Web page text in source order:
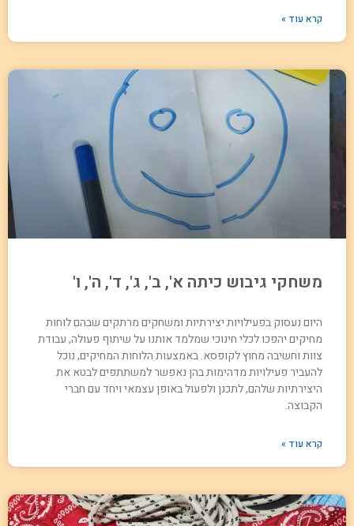
קרא עוד »
משחקי גיבוש כיתה א', ב', ג', ד', ה', ו'
היום נעסוק בפעילויות יצירתיות ומשחקים מרתקים שבהם לוחות
מחיקים יהפכו לכלי חינוכי שמלמד אותנו על שיתוף פעולה, עבודת
צוות וחשיבה מחוץ לקופסא. באמצעות הלוחות המחיקים, נוכל
להעביר פעילויות מדהימות בהן נאפשר למשתתפים לבטא את
היצירתיות שלהם, לתכנן ולפעול באופן עצמאי ויחד עם חברי
הקבוצה.
קרא עוד »